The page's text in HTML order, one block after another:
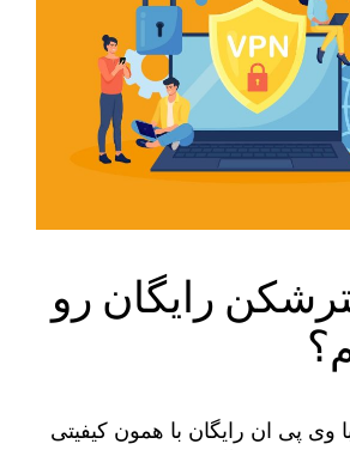
رایگان رو
وی پی ان رایگان با همون کیفیتی